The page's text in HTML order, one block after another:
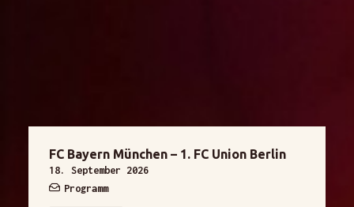
FC Bayern München – 1. FC Union Berlin
18. September 2026
Programm